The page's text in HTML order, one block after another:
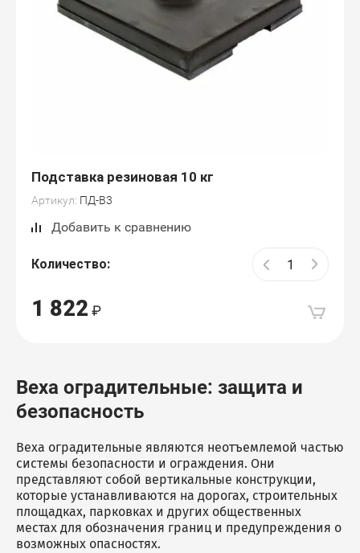
Подставка резиновая 10 кг
Артикул: ПД-В3
Добавить к сравнению
Количество:
1 822
Веха оградительные: защита и
безопасность
Веха оградительные являются неотъемлемой частью
системы безопасности и ограждения. Они
представляют собой вертикальные конструкции,
которые устанавливаются на дорогах, строительных
площадках, парковках и других общественных
местах для обозначения границ и предупреждения о
возможных опасностях.